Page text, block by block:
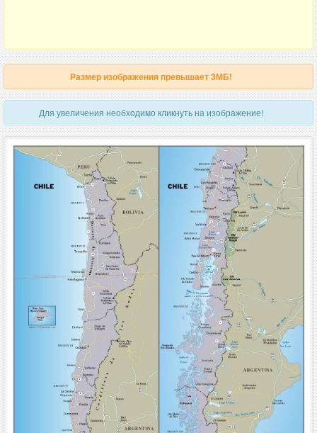
Размер изображения превышает 3МБ!
Для увеличения необходимо кликнуть на изображение!